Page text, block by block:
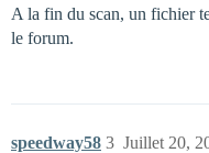
A la fin du scan, un fichier
le forum.
speedway58 Juillet 20,
3